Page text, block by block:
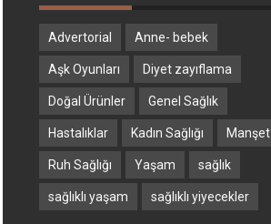
Advertorial Anne- bebek
Aşk Oyunları Diyet zayıflama
Doğal Ürünler Genel Sağlık
Hastalıklar Kadın Sağlığı Manşet
Ruh Sağlığı Yaşam sağlık
sağlıklı yaşam sağlıklı yiyecekler